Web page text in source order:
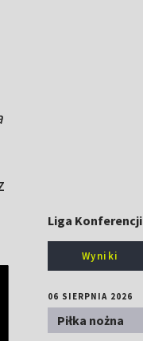
Liga Konferencji
Wyniki
06 SIERPNIA 2026
Piłka nożna